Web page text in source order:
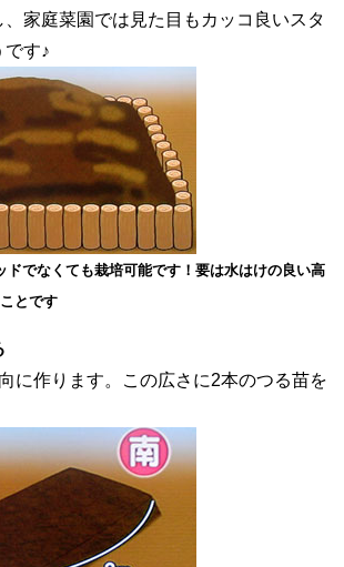
、家庭菜園では見た目もカッコ良いスタ
です♪
でなくても栽培可能です！要は水はけの良い高
とです
に作ります。この広さに2本のつる苗を